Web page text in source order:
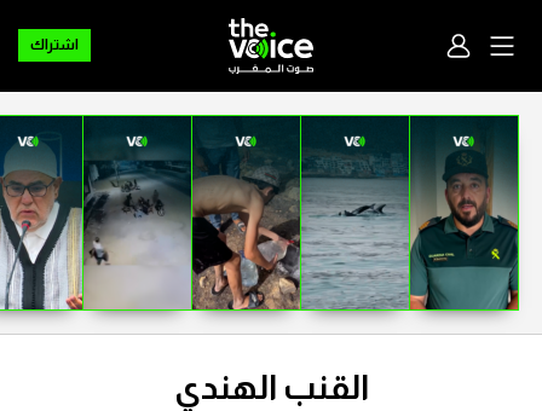
اشتراك
القنب الهندي